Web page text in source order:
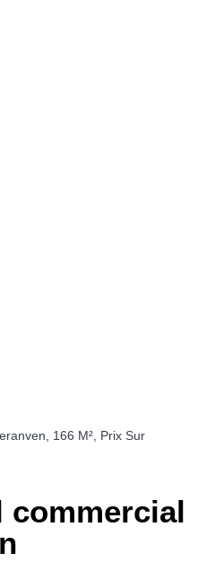
166 M², Prix Sur
commercial